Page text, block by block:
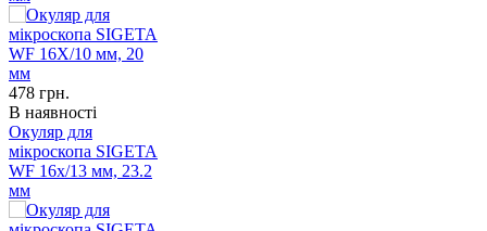
478 грн.
В наявності
Окуляр для
мікроскопа SIGETA
WF 16x/13 мм, 23.2
мм